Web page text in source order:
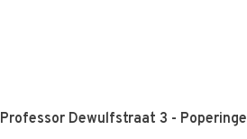
Professor Dewulfstraat 3 - Poperinge